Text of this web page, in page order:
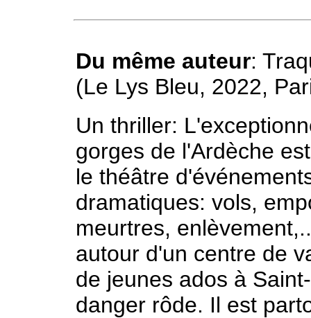
Du même auteur:
(Le Lys Bleu, 2022,
Un thriller:
gorges de l'Ardèche est
le théâtre
dramatiques: vols,
meurtres,
autour d'un centre de
de jeunes ados à
danger rôde. Il est